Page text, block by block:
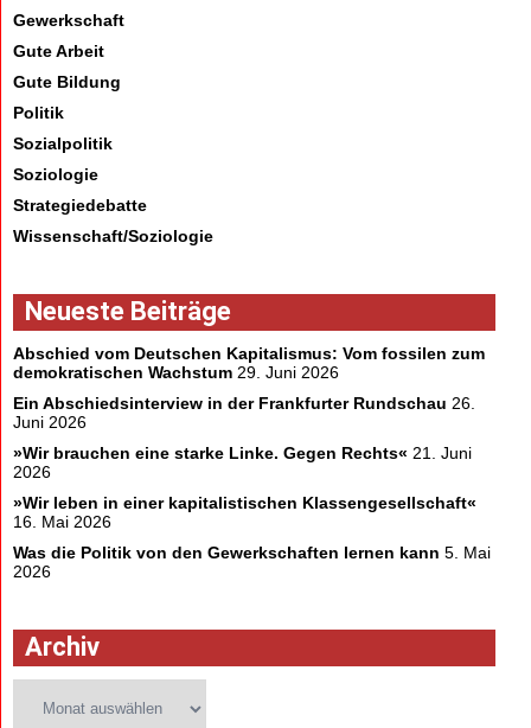
Gewerkschaft
Gute Arbeit
Gute Bildung
Politik
Sozialpolitik
Soziologie
Strategiedebatte
Wissenschaft/Soziologie
Neueste Beiträge
Abschied vom Deutschen Kapitalismus: Vom fossilen zum
demokratischen Wachstum 29. Juni 2026
Ein Abschiedsinterview in der Frankfurter Rundschau 26.
Juni 2026
»Wir brauchen eine starke Linke. Gegen Rechts« 21. Juni
2026
»Wir leben in einer kapitalistischen Klassengesellschaft«
16. Mai 2026
Was die Politik von den Gewerkschaften lernen kann 5. Mai
2026
Archiv